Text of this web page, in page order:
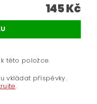
145 Kč
této položce.
vkládat příspěvky.
.